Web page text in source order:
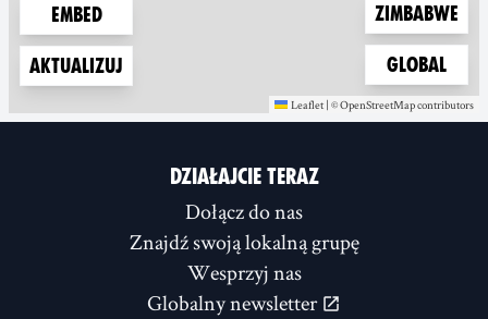
Embed
Aktualizuj
Zoom to
Zimbabwe
Zoom to
Global
Leaflet | ©OpenStreetMap
(new window) contributors
(new window)
DZIAŁAJCIE TERAZ
Dołącz do nas
Znajdź swoją lokalną grupę
Wesprzyj nas
Globalny newsletter